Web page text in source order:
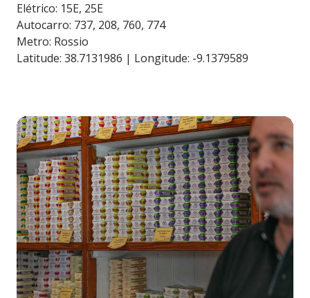
Elétrico: 15E, 25E
Autocarro: 737, 208, 760, 774
Metro: Rossio
Latitude: 38.7131986 | Longitude: -9.1379589